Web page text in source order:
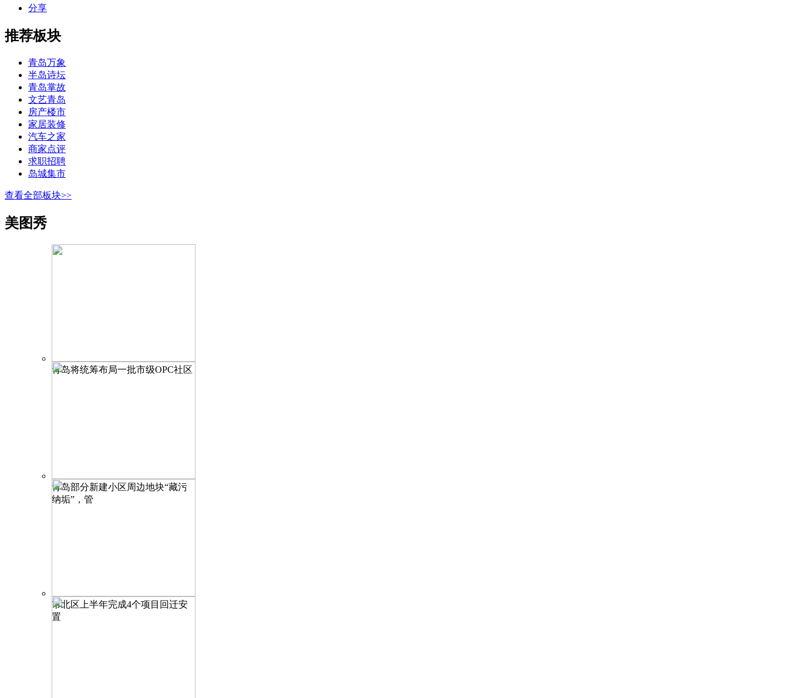
分享
推荐板块
青岛万象
半岛诗坛
青岛掌故
文艺青岛
房产楼市
家居装修
汽车之家
商家点评
求职招聘
岛城集市
查看全部板块>>
美图秀
青岛将统筹布局一批市级OPC社区
青岛部分新建小区周边地块“藏污
纳垢”，管
市北区上半年完成4个项目回迁安
置